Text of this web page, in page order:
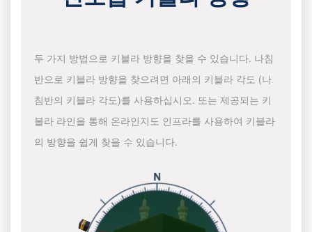
두 가지 방법으로 키블라 방향을 찾을 수 있습니다. 나침
반으로 키블라 방향을 찾으려면 아래의 키블라 각도 (나
침반의 키블라 각도)를 사용하십시오. 또는 제공되는 키
블라 라인을 통해 온라인지도 인프라를 사용하여 키블라
의 방향을 쉽게 찾을 수 있습니다.